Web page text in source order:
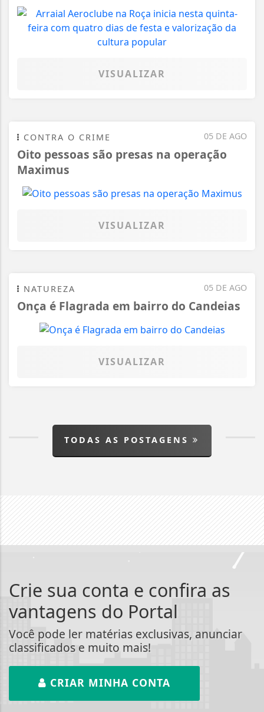
VISUALIZAR
05 DE AGO
CONTRA O CRIME
Oito pessoas são presas na operação
Maximus
VISUALIZAR
05 DE AGO
NATUREZA
Onça é Flagrada em bairro do Candeias
VISUALIZAR
TODAS AS POSTAGENS
Crie sua conta e confira as
vantagens do Portal
Você pode ler matérias exclusivas, anunciar
classificados e muito mais!
CRIAR MINHA CONTA